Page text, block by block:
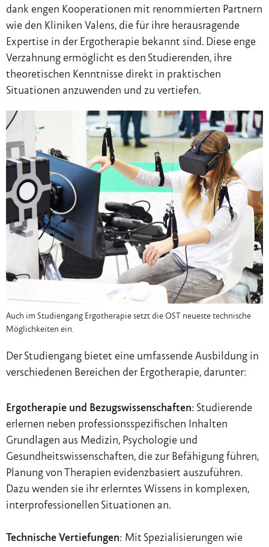
dank engen Kooperationen mit renommierten Partnern
wie den Kliniken Valens, die für ihre herausragende
Expertise in der Ergotherapie bekannt sind. Diese enge
Verzahnung ermöglicht es den Studierenden, ihre
theoretischen Kenntnisse direkt in praktischen
Situationen anzuwenden und zu vertiefen.
Auch im Studiengang Ergotherapie setzt die OST neueste technische
Möglichkeiten ein.
Der Studiengang bietet eine umfassende Ausbildung in
verschiedenen Bereichen der Ergotherapie, darunter:
Ergotherapie und Bezugswissenschaften: Studierende
erlernen neben professionsspezifischen Inhalten
Grundlagen aus Medizin, Psychologie und
Gesundheitswissenschaften, die zur Befähigung führen,
Planung von Therapien evidenzbasiert auszuführen.
Dazu wenden sie ihr erlerntes Wissens in komplexen,
interprofessionellen Situationen an.
Technische Vertiefungen: Mit Spezialisierungen wie